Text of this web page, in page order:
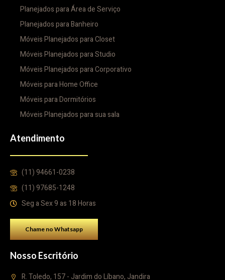
Planejados para Área de Serviço
Planejados para Banheiro
Móveis Planejados para Closet
Móveis Planejados para Studio
Móveis Planejados para Corporativo
Móveis para Home Office
Móveis para Dormitórios
Móveis Planejados para sua sala
Atendimento
(11) 94661-0238
(11) 97685-1248
Seg a Sex 9 as 18 Horas
Chame no Whatsapp
Nosso Escritório
R. Toledo, 157 - Jardim do Líbano, Jandira